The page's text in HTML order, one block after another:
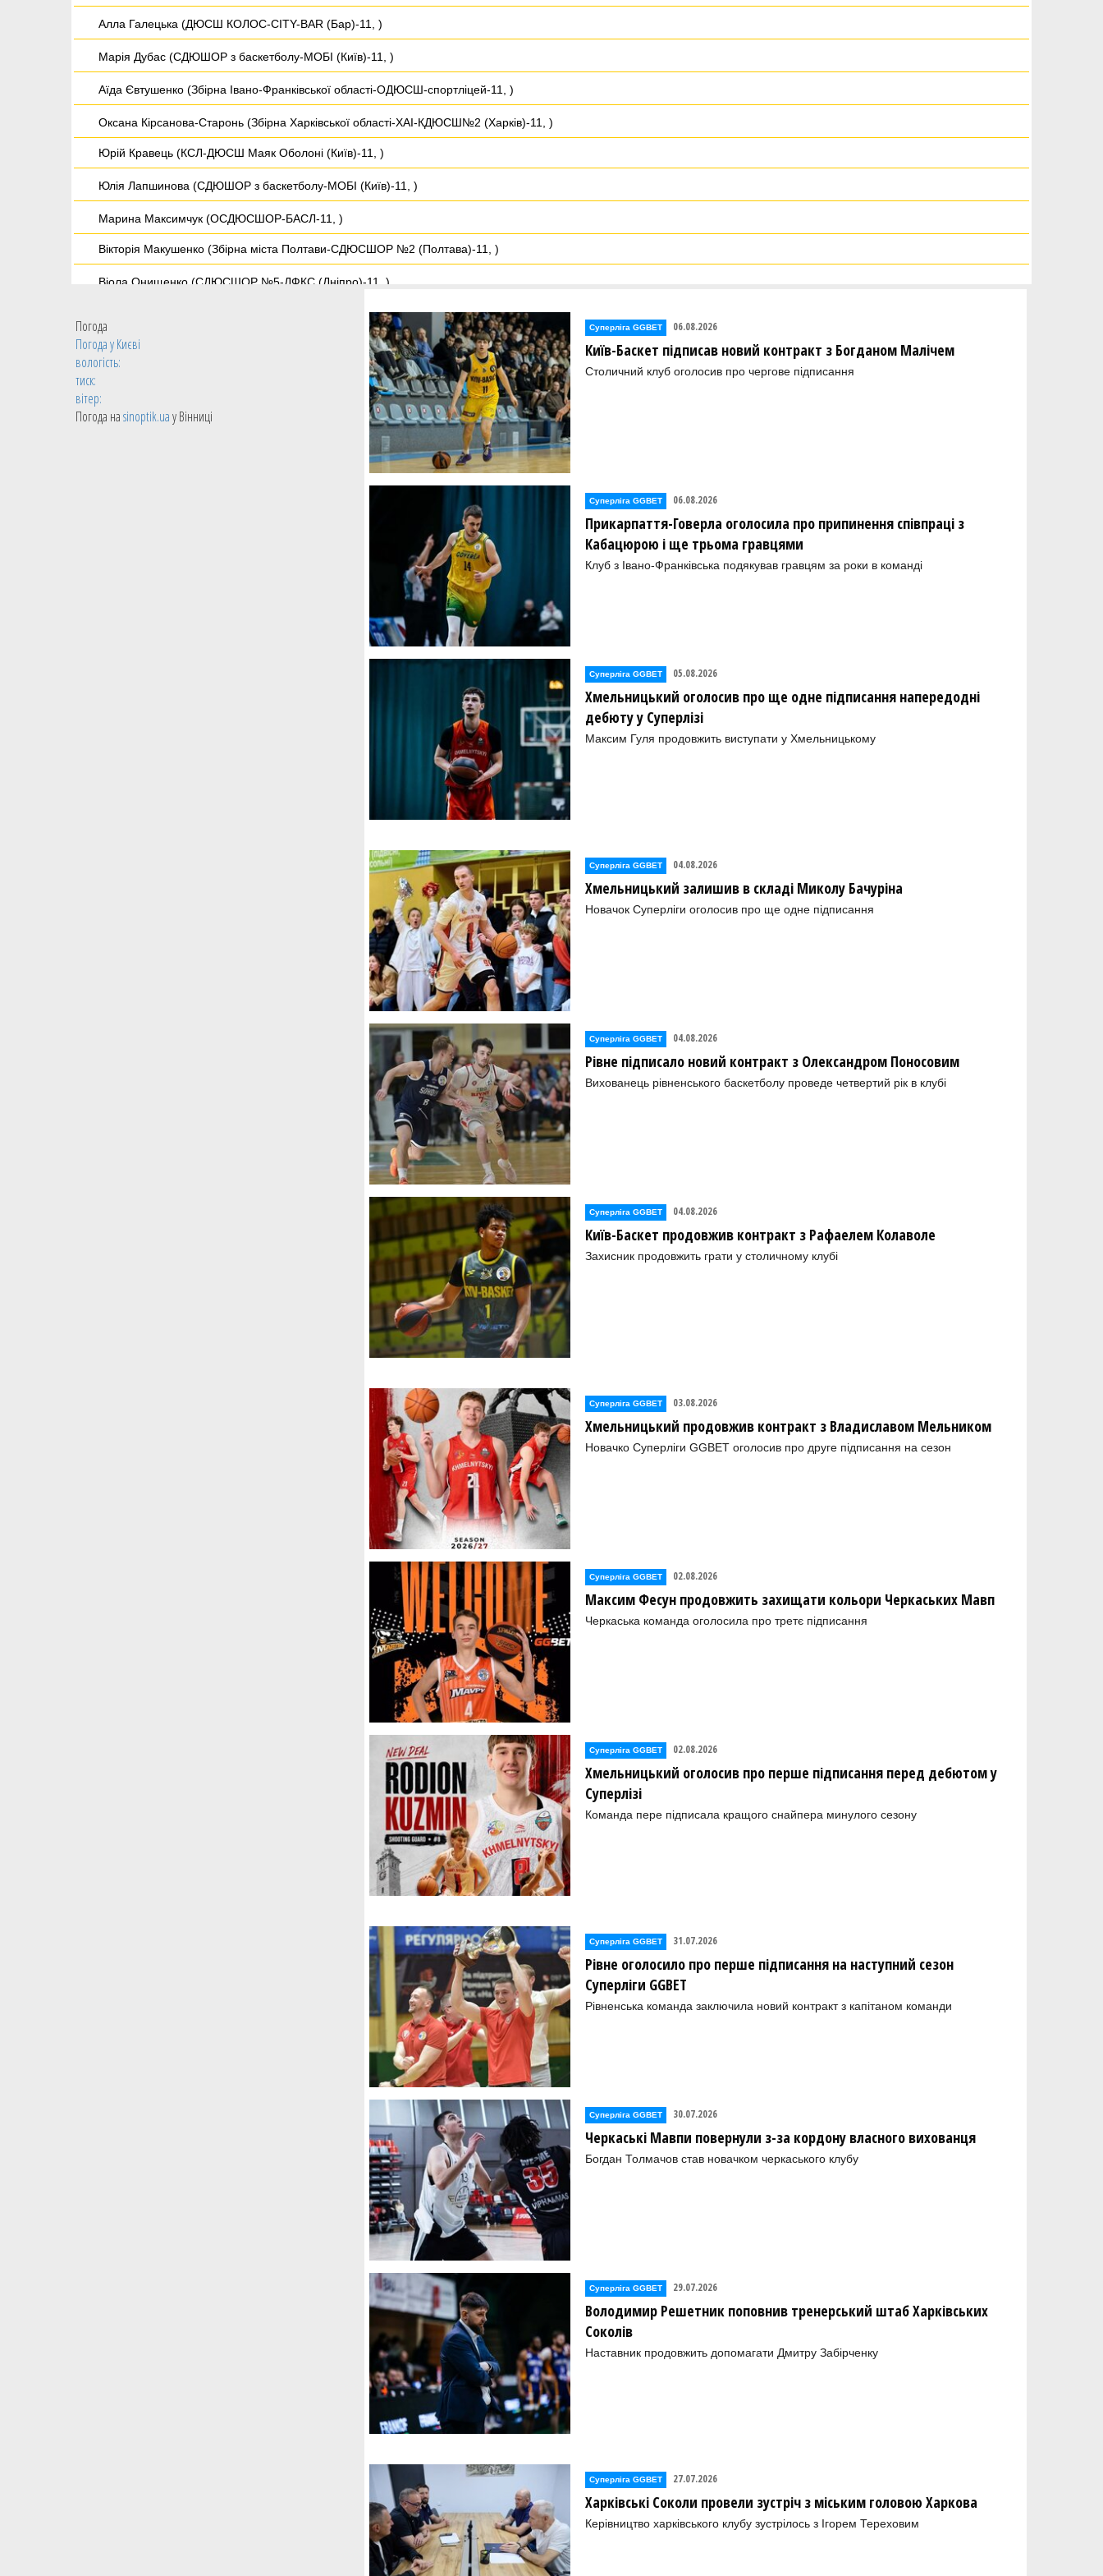
Алла Галецька (ДЮСШ КОЛОС-CITY-BAR (Бар)-11, )
Марія Дубас (СДЮШОР з баскетболу-МОБІ (Київ)-11, )
Аїда Євтушенко (Збірна Івано-Франківської області-ОДЮСШ-спортліцей-11, )
Оксана Кірсанова-Старонь (Збірна Харківської області-ХАІ-КДЮСШ№2 (Харків)-11, )
Юрій Кравець (КСЛ-ДЮСШ Маяк Оболоні (Київ)-11, )
Юлія Лапшинова (СДЮШОР з баскетболу-МОБІ (Київ)-11, )
Марина Максимчук (ОСДЮСШОР-БАСЛ-11, )
Вікторія Макушенко (Збірна міста Полтави-СДЮСШОР №2 (Полтава)-11, )
Віола Онищенко (СДЮСШОР №5-ДФКС (Дніпро)-11, )
Марина Рубайло (СДЮШОР з баскетболу-МОБІ (Київ)-11, )
Валентина Сович (СДЮСШОР №5-ДФКС (Дніпро)-11, )
Людмила Спиридонова (ОСДЮСШОР-БАСЛ-11, )
Юлія Старих (КСЛ-ДЮСШ Маяк Оболоні (Київ)-11, )
Альона Тесля (ДЮСШ-ПЕРЕЯСЛАВ (Переяслав) 11, )
Тетяна Тонченко (Збірна міста Полтави-СДЮСШОР №2 (Полтава)-11, )
Олександр Чередніченко (СДЮСШОР №5-ДФКС (Дніпро)-11, )
Погода
Погода уКиєві
вологість:
тиск:
вітер:
Погода наsinoptik.uaу Вінниці
Суперліга GGBET 06.08.2026
Київ-Баскет підписав новий контракт з Богданом Малічем
Столичний клуб оголосив про чергове підписання
Суперліга GGBET 06.08.2026
Прикарпаття-Говерла оголосила про припинення співпраці з
Кабацюрою і ще трьома гравцями
Клуб з Івано-Франківська подякував гравцям за роки в команді
Суперліга GGBET 05.08.2026
Хмельницький оголосив про ще одне підписання напередодні
дебюту у Суперлізі
Максим Гуля продовжить виступати у Хмельницькому
Суперліга GGBET 04.08.2026
Хмельницький залишив в складі Миколу Бачуріна
Новачок Суперліги оголосив про ще одне підписання
Суперліга GGBET 04.08.2026
Рівне підписало новий контракт з Олександром Поносовим
Вихованець рівненського баскетболу проведе четвертий рік в клубі
Суперліга GGBET 04.08.2026
Київ-Баскет продовжив контракт з Рафаелем Колаволе
Захисник продовжить грати у столичному клубі
Суперліга GGBET 03.08.2026
Хмельницький продовжив контракт з Владиславом Мельником
Новачко Суперліги GGBET оголосив про друге підписання на сезон
Суперліга GGBET 02.08.2026
Максим Фесун продовжить захищати кольори Черкаських Мавп
Черкаська команда оголосила про третє підписання
Суперліга GGBET 02.08.2026
Хмельницький оголосив про перше підписання перед дебютом у
Суперлізі
Команда пере підписала кращого снайпера минулого сезону
Суперліга GGBET 31.07.2026
Рівне оголосило про перше підписання на наступний сезон
Суперліги GGBET
Рівненська команда заключила новий контракт з капітаном команди
Суперліга GGBET 30.07.2026
Черкаські Мавпи повернули з-за кордону власного вихованця
Богдан Толмачов став новачком черкаського клубу
Суперліга GGBET 29.07.2026
Володимир Решетник поповнив тренерський штаб Харківських
Соколів
Наставник продовжить допомагати Дмитру Забірченку
Суперліга GGBET 27.07.2026
Харківські Соколи провели зустріч з міським головою Харкова
Керівництво харківського клубу зустрілось з Ігорем Тереховим